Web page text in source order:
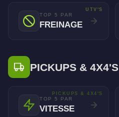
TOP 5 PAR
FREINAGE
UTV'S
PICKUPS & 4X4'S
TOP 5 PAR
VITESSE
PICKUPS & 4X4'S